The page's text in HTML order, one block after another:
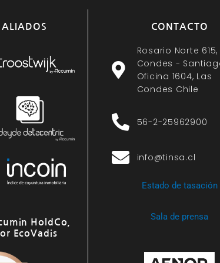
ofrecer anuncios o contenido
ALIADOS
HoldCo,
EcoVadis
CONTACTO
Rosario Norte 615,
Condes -
Oficina 1604, Las
Condes Chile
56-2-25962900
info@tinsa.cl
Estado de tasación
Sala de prensa